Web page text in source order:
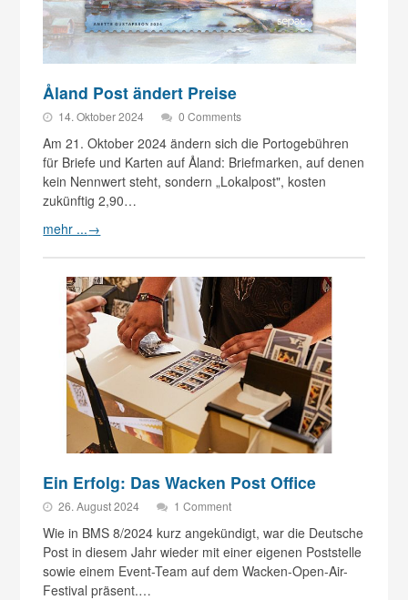
Åland Post ändert Preise
14. Oktober 2024 0 Comments
Am 21. Oktober 2024 ändern sich die Portogebühren
für Briefe und Karten auf Åland: Briefmarken, auf denen
kein Nennwert steht, sondern „Lokalpost", kosten
zukünftig 2,90…
mehr ...→
Ein Erfolg: Das Wacken Post Office
26. August 2024 1 Comment
Wie in BMS 8/2024 kurz angekündigt, war die Deutsche
Post in diesem Jahr wieder mit einer eigenen Poststelle
sowie einem Event-Team auf dem Wacken-Open-Air-
Festival präsent.…